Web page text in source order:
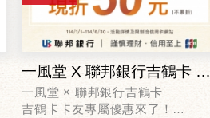
一風堂 X 聯邦銀行吉鶴卡 卡友專屬優惠！
一風堂 × 聯邦銀行吉鶴卡
吉鶴卡卡友專屬優惠來了！